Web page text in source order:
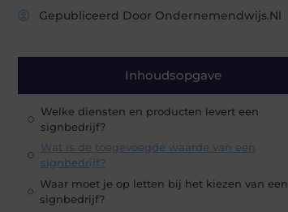
Gepubliceerd Door Ondernemendwijs.nl
Inhoudsopgave
Welke diensten en producten levert een
signbedrijf?
Wat is de toegevoegde waarde van een
signbedrijf?
Waar moet je op letten bij het kiezen van een
signbedrijf?